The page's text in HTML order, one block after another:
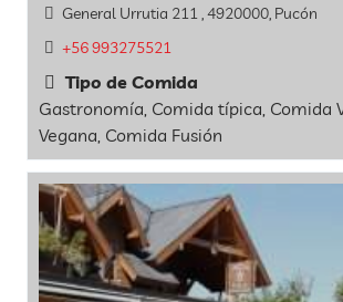
General Urrutia 211 , 4920000, Pucón
+56 993275521
Tipo de Comida
Gastronomía, Comida típica, Comida
Vegana, Comida Fusión